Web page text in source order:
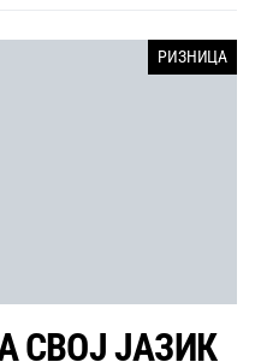
РИЗНИЦА
СВОЈ ЈАЗИК